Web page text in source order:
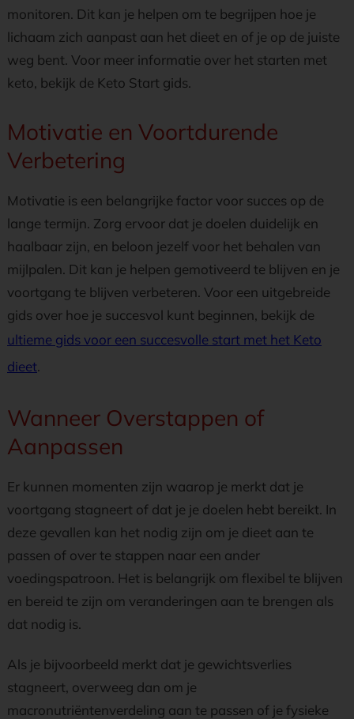
monitoren. Dit kan je helpen om te begrijpen hoe je
lichaam zich aanpast aan het dieet en of je op de juiste
weg bent. Voor meer informatie over het starten met
keto, bekijk de Keto Start gids.
Motivatie en Voortdurende
Verbetering
Motivatie is een belangrijke factor voor succes op de
lange termijn. Zorg ervoor dat je doelen duidelijk en
haalbaar zijn, en beloon jezelf voor het behalen van
mijlpalen. Dit kan je helpen gemotiveerd te blijven en je
voortgang te blijven verbeteren. Voor een uitgebreide
gids over hoe je succesvol kunt beginnen, bekijk de
ultieme gids voor een succesvolle start met het Keto
dieet.
Wanneer Overstappen of
Aanpassen
Er kunnen momenten zijn waarop je merkt dat je
voortgang stagneert of dat je je doelen hebt bereikt. In
deze gevallen kan het nodig zijn om je dieet aan te
passen of over te stappen naar een ander
voedingspatroon. Het is belangrijk om flexibel te blijven
en bereid te zijn om veranderingen aan te brengen als
dat nodig is.
Als je bijvoorbeeld merkt dat je gewichtsverlies
stagneert, overweeg dan om je
macronutriëntenverdeling aan te passen of je fysieke